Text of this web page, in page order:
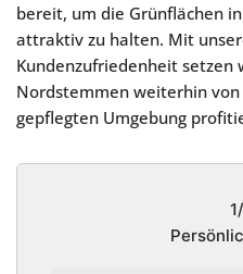
bereit, um die Grünflächen
attraktiv zu halten. Mit
Kundenzufriedenheit setzen
Nordstemmen weiterhin
gepflegten Umgebung